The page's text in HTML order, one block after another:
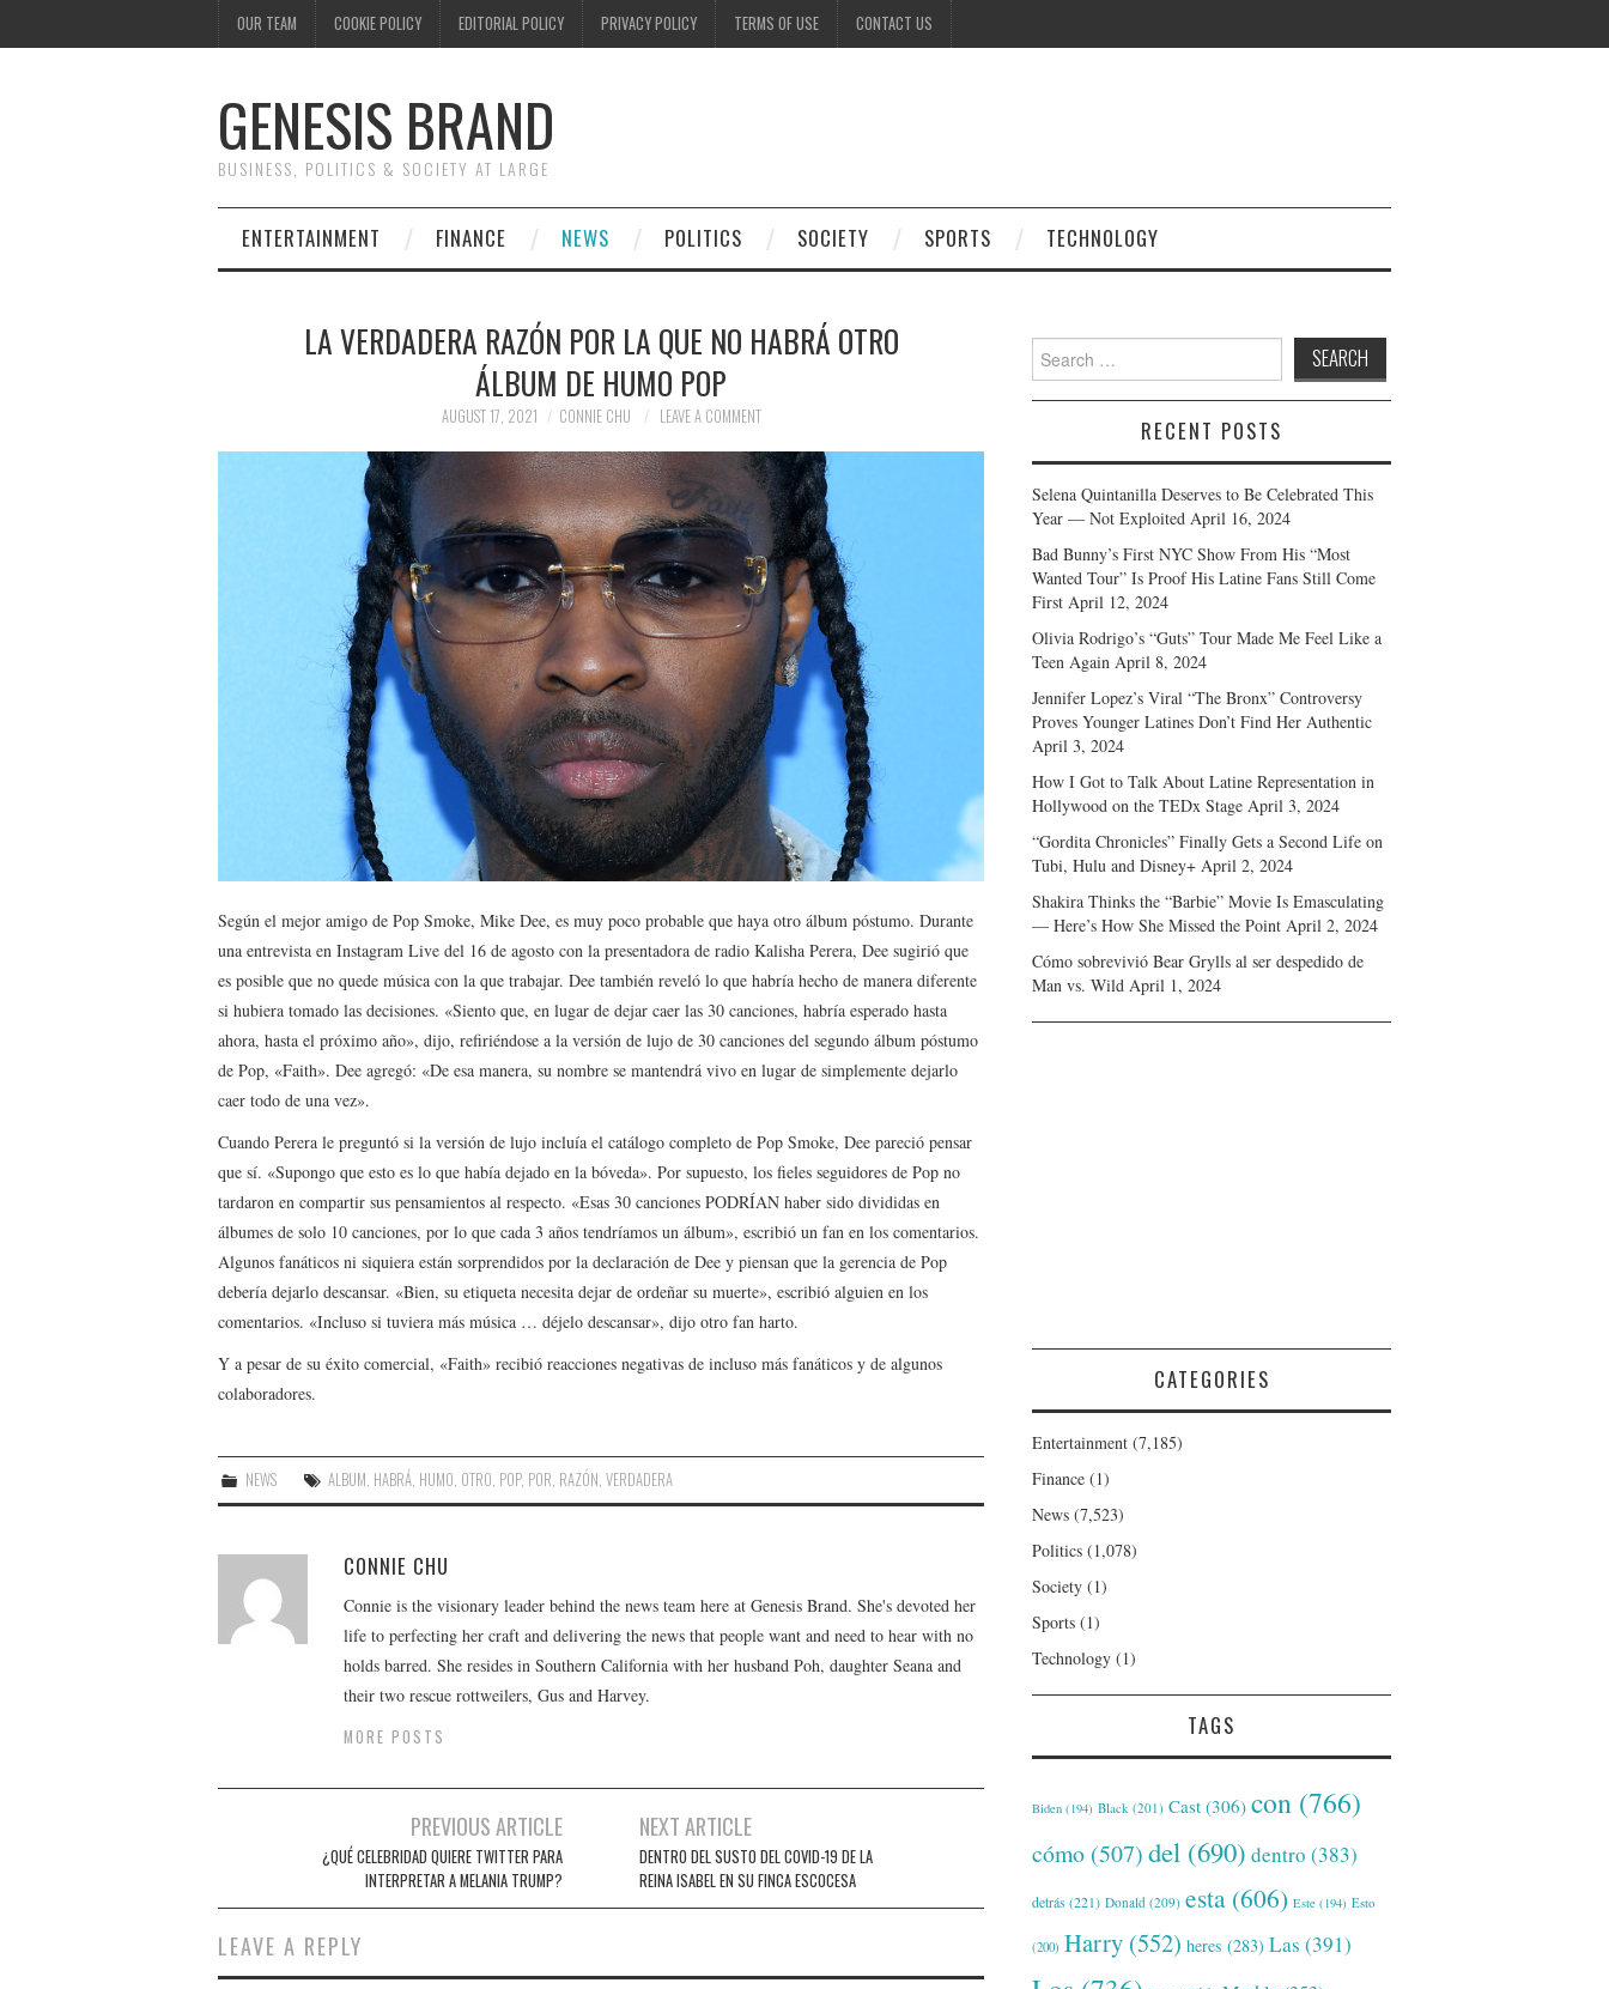
OUR TEAM COOKIE POLICY EDITORIAL POLICY PRIVACY POLICY TERMS OF USE CONTACT US
GENESIS BRAND
BUSINESS, POLITICS & SOCIETY AT LARGE
ENTERTAINMENT FINANCE NEWS POLITICS SOCIETY SPORTS TECHNOLOGY
LA VERDADERA RAZÓN POR LA QUE NO HABRÁ OTRO
ÁLBUM DE HUMO POP
AUGUST 17, 2021 CONNIE CHU LEAVE A COMMENT
Según el mejor amigo de Pop Smoke, Mike Dee, es muy poco probable que haya otro álbum póstumo. Durante
una entrevista en Instagram Live del 16 de agosto con la presentadora de radio Kalisha Perera, Dee sugirió que
es posible que no quede música con la que trabajar. Dee también reveló lo que habría hecho de manera diferente
si hubiera tomado las decisiones. «Siento que, en lugar de dejar caer las 30 canciones, habría esperado hasta
ahora, hasta el próximo año», dijo, refiriéndose a la versión de lujo de 30 canciones del segundo álbum póstumo
de Pop, «Faith». Dee agregó: «De esa manera, su nombre se mantendrá vivo en lugar de simplemente dejarlo
caer todo de una vez».
Cuando Perera le preguntó si la versión de lujo incluía el catálogo completo de Pop Smoke, Dee pareció pensar
que sí. «Supongo que esto es lo que había dejado en la bóveda». Por supuesto, los fieles seguidores de Pop no
tardaron en compartir sus pensamientos al respecto. «Esas 30 canciones PODRÍAN haber sido divididas en
álbumes de solo 10 canciones, por lo que cada 3 años tendríamos un álbum», escribió un fan en los comentarios.
Algunos fanáticos ni siquiera están sorprendidos por la declaración de Dee y piensan que la gerencia de Pop
debería dejarlo descansar. «Bien, su etiqueta necesita dejar de ordeñar su muerte», escribió alguien en los
comentarios. «Incluso si tuviera más música … déjelo descansar», dijo otro fan harto.
Y a pesar de su éxito comercial, «Faith» recibió reacciones negativas de incluso más fanáticos y de algunos
colaboradores.
NEWS ALBUM, HABRÁ, HUMO, OTRO, POP, POR, RAZÓN,VERDADERA
CONNIE CHU
Connie is the visionary leader behind the news team here at Genesis Brand. She's devoted her
life to perfecting her craft and delivering the news that people want and need to hear with no
holds barred. She resides in Southern California with her husband Poh, daughter Seana and
their two rescue rottweilers, Gus and Harvey.
MORE POSTS
navigation
PREVIOUS ARTICLE
¿QUÉ CELEBRIDAD QUIERE TWITTER PARA
INTERPRETAR A MELANIA TRUMP?
NEXT ARTICLE
DENTRO DEL SUSTO DEL COVID-19 DE LA
REINA ISABEL EN SU FINCA ESCOCESA
LEAVE A REPLY
Search
for:
RECENT POSTS
Selena Quintanilla Deserves to Be Celebrated This
Year — Not Exploited April 16, 2024
Bad Bunny’s First NYC Show From His “Most
Wanted Tour” Is Proof His Latine Fans Still Come
First April 12, 2024
Olivia Rodrigo’s “Guts” Tour Made Me Feel Like a
Teen Again April 8, 2024
Jennifer Lopez’s Viral “The Bronx” Controversy
Proves Younger Latines Don’t Find Her Authentic
April 3, 2024
How I Got to Talk About Latine Representation in
Hollywood on the TEDx Stage April 3, 2024
“Gordita Chronicles” Finally Gets a Second Life on
Tubi, Hulu and Disney+ April 2, 2024
Shakira Thinks the “Barbie” Movie Is Emasculating
— Here’s How She Missed the Point April 2, 2024
Cómo sobrevivió Bear Grylls al ser despedido de
Man vs. Wild April 1, 2024
CATEGORIES
Entertainment (7,185)
Finance (1)
News (7,523)
Politics (1,078)
Society (1)
Sports (1)
Technology (1)
TAGS
Biden (194) Black (201) Cast (306) con (766)
cómo (507)del (690) dentro (383)
detrás (221) Donald (209) esta (606) Este (194) Esto
(200) Harry (552) heres (283) Las (391)